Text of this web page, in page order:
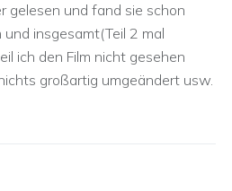
gelesen und fand sie schon
insgesamt(Teil 2 mal
ich den Film nicht gesehen
großartig umgeändert usw.